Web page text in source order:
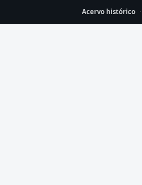
Acervo histórico ·